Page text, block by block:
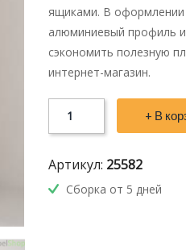
ящиками. В оформлении
алюминиевый профиль
сэкономить полезную
интернет-магазин.
+ В
Артикул: 25582
Сборка от 5 дней